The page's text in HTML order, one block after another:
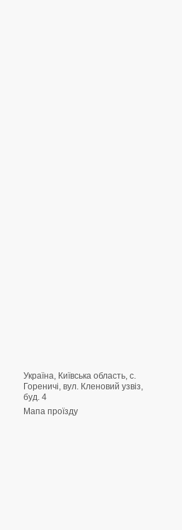
Україна, Київська область, с.
Гореничі, вул. Кленовий узвіз,
буд. 4
Мапа проїзду